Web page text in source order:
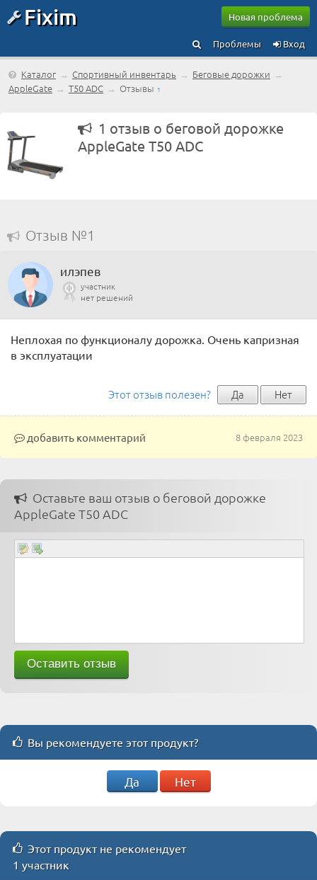
Fixim Новая проблема
Вход
Проблемы
Каталог → Спортивный инвентарь → Беговые дорожки →
AppleGate → T50 ADC → Отзывы 1
1 отзыв о беговой дорожке
AppleGate T50 ADC
Отзыв №1
илэпев
участник
нет решений
Неплохая по функционалу дорожка. Очень капризная
в эксплуатации
Этот отзыв полезен? Да Нет
8 февраля 2023
добавить комментарий
Оставьте ваш отзыв о беговой дорожке
AppleGate T50 ADC
Вы рекомендуете этот продукт?
Да Нет
Этот продукт не рекомендует
1 участник